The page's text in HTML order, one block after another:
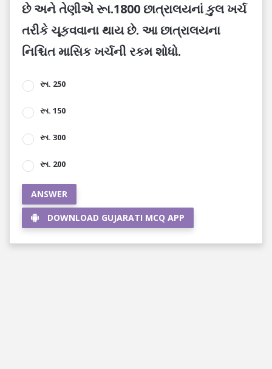
છે અને તેણીએ રૂા.1800 છાત્રાલયનાં કુલ ખર્ચ
તરીકે ચૂકવવાના થાય છે. આ છાત્રાલયના
નિશ્ચિત માસિક ખર્ચની રકમ શોધો.
રૂા. 250
રૂા. 150
રૂા. 300
રૂા. 200
ANSWER
DOWNLOAD GUJARATI MCQ APP